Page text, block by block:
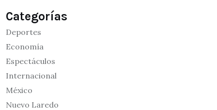
Categorías
Deportes
Economía
Espectáculos
Internacional
México
Nuevo Laredo